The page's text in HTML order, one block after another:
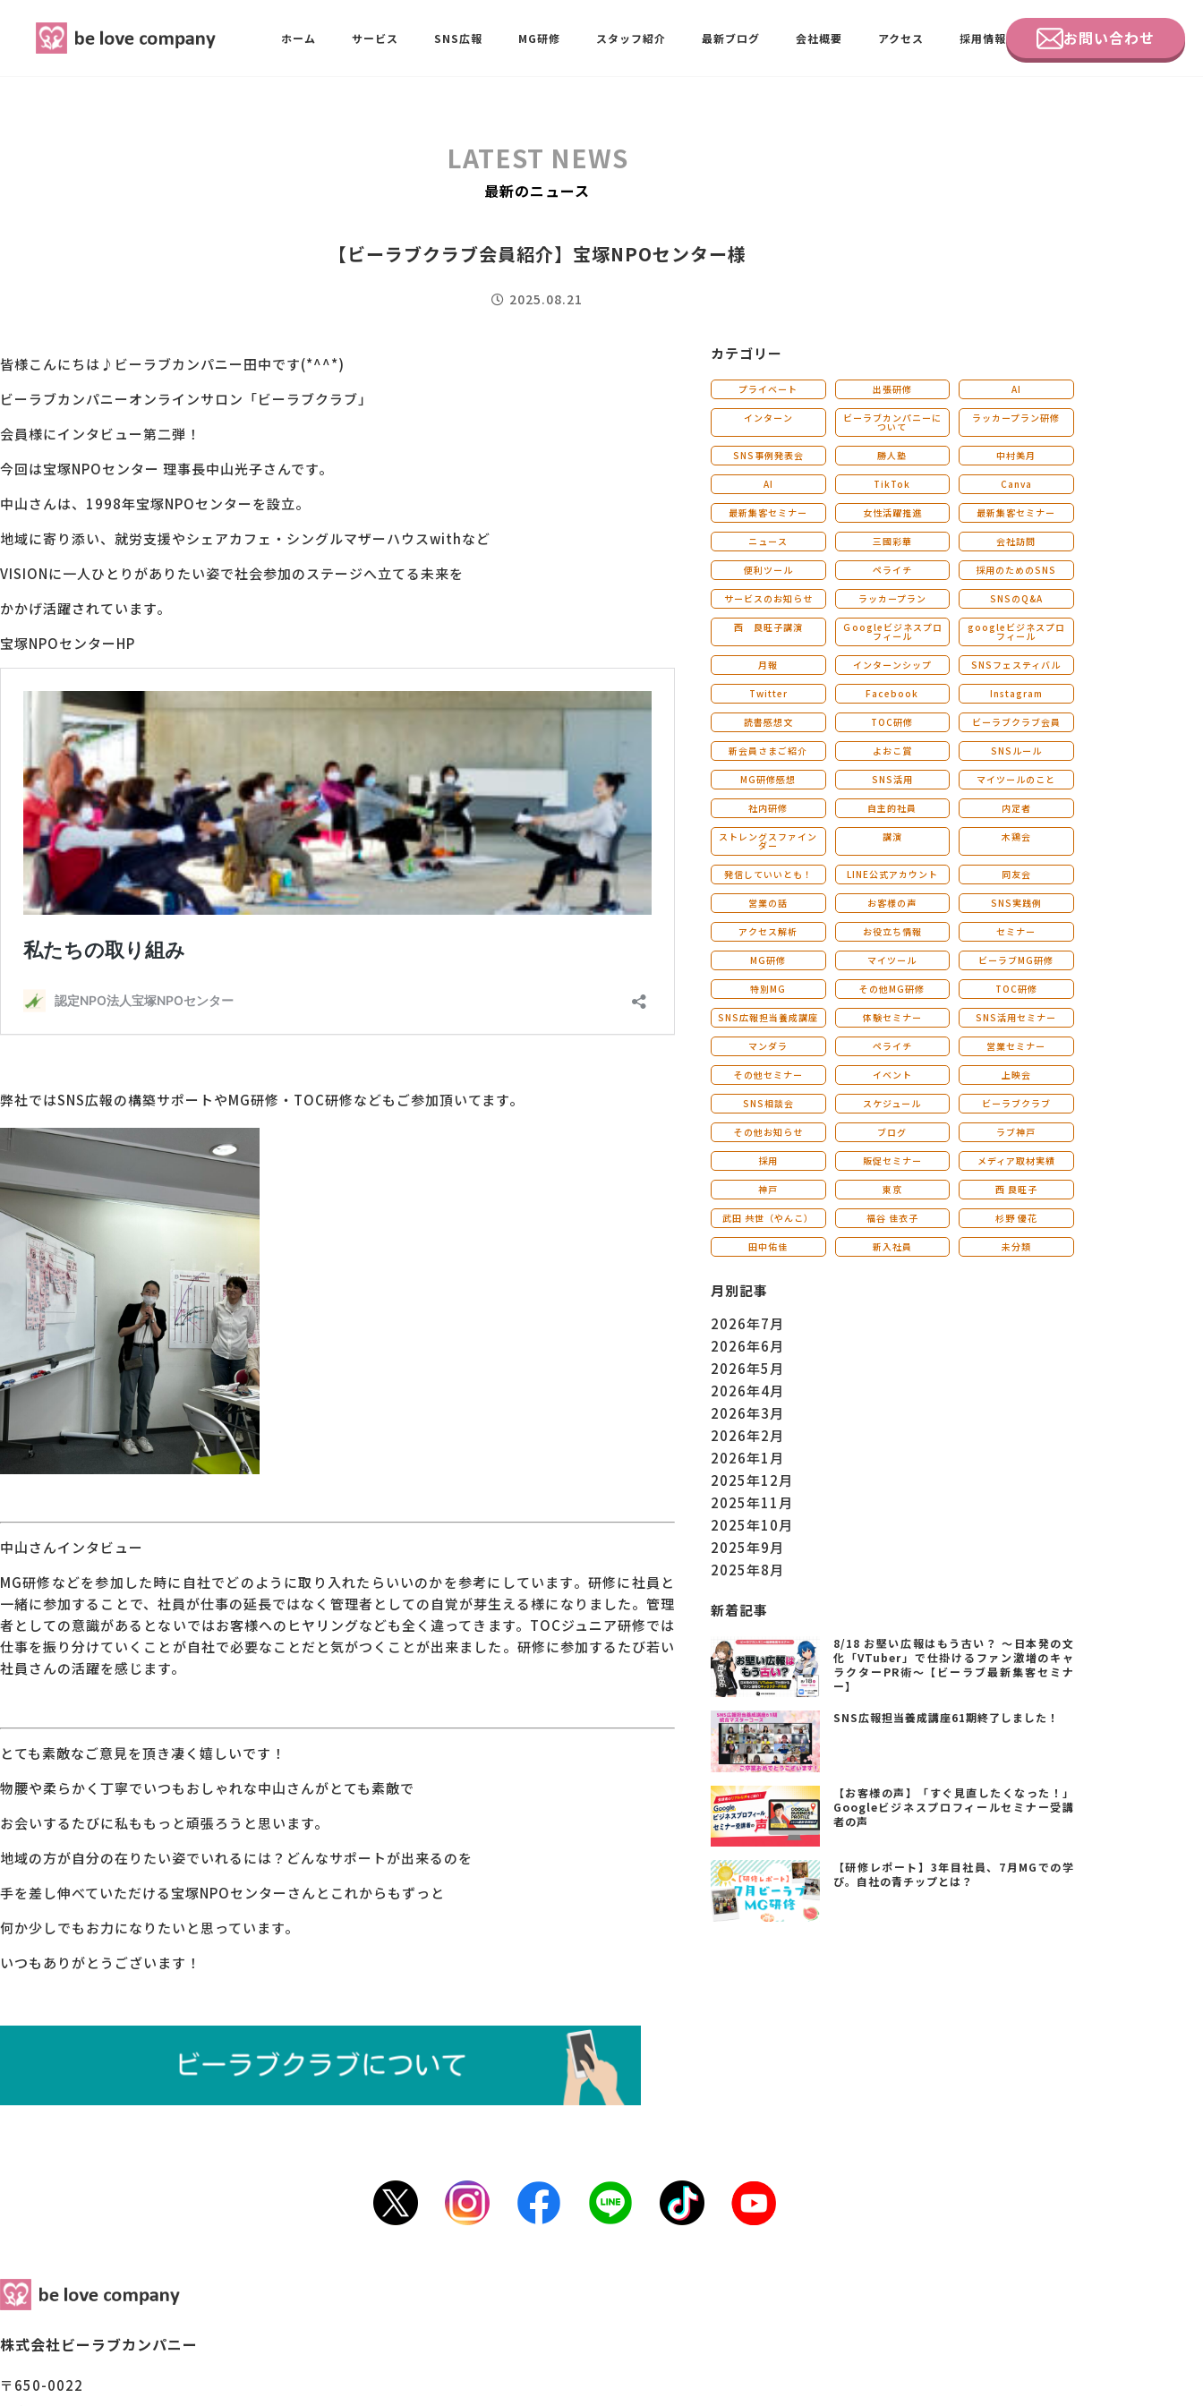
ホーム サービス
MG研修 ストレングスファインダー研修
SNS広報 MG研修 スタッフ紹介 最新ブログ 会社概要 アクセス 採用情報 お問い合わせ
最新ブログ
アクセス
採用情報
LATEST NEWS
最新のニュース
【ビーラブクラブ会員紹介】宝塚NPOセンター様
2025.08.21
皆様こんにちは♪ビーラブカンパニー田中です(*^^*)
ビーラブカンパニーオンラインサロン「ビーラブクラブ」
会員様にインタビュー第二弾！
今回は宝塚NPOセンター 理事長中山光子さんです。
中山さんは、1998年宝塚NPOセンターを設立。
地域に寄り添い、就労支援やシェアカフェ・シングルマザーハウスwithなど
VISIONに一人ひとりがありたい姿で社会参加のステージへ立てる未来を
かかげ活躍されています。
宝塚NPOセンターHP
弊社ではSNS広報の構築サポートやMG研修・TOC研修などもご参加頂いてます。
中山さんインタビュー
MG研修などを参加した時に自社でどのように取り入れたらいいのかを参考にしています。研修に社員と
一緒に参加することで、社員が仕事の延長ではなく管理者としての自覚が芽生える様になりました。管理
者としての意識があるとないではお客様へのヒヤリングなども全く違ってきます。TOCジュニア研修では
仕事を振り分けていくことが自社で必要なことだと気がつくことが出来ました。研修に参加するたび若い
社員さんの活躍を感じます。
とても素敵なご意見を頂き凄く嬉しいです！
物腰や柔らかく丁寧でいつもおしゃれな中山さんがとても素敵で
お会いするたびに私ももっと頑張ろうと思います。
地域の方が自分の在りたい姿でいれるには？どんなサポートが出来るのを
手を差し伸べていただける宝塚NPOセンターさんとこれからもずっと
何か少しでもお力になりたいと思っています。
いつもありがとうございます！
カテゴリー
プライベート 出張研修 AI
インターン ビーラブカンパニーに
ついて
ラッカープラン研修
SNS事例発表会 勝人塾 中村美月
AI TikTok Canva
最新集客セミナー 女性活躍推進 最新集客セミナー
ニュース 三國彩華 会社訪問
便利ツール ペライチ 採用のためのSNS
サービスのお知らせ ラッカープラン SNSのQ&A
西 良旺子講演 Ｇoogleビジネスプロ
フィール
googleビジネスプロ
フィール
月報 インターンシップ SNSフェスティバル
Twitter Facebook Instagram
読書感想文 TOC研修 ビーラブクラブ会員
新会員さまご紹介 よおこ賞 SNSルール
MG研修感想 SNS活用 マイツールのこと
社内研修 自主的社員 内定者
ストレングスファイン
ダー
講演 木鶏会
発信していいとも！ LINE公式アカウント 同友会
営業の話 お客様の声 SNS実践例
アクセス解析 お役立ち情報 セミナー
MG研修 マイツール ビーラブMG研修
特別MG その他MG研修 TOC研修
SNS広報担当養成講座 体験セミナー SNS活用セミナー
マンダラ ペライチ 営業セミナー
その他セミナー イベント 上映会
SNS相談会 スケジュール ビーラブクラブ
その他お知らせ ブログ ラブ神戸
採用 販促セミナー メディア取材実績
神戸 東京 西 良旺子
武田 共世（やんこ） 福谷 佳衣子 杉野 優花
田中佑佳 新入社員 未分類
月別記事
2026年7月
2026年6月
2026年5月
2026年4月
2026年3月
2026年2月
2026年1月
2025年12月
2025年11月
2025年10月
2025年9月
2025年8月
新着記事
8/18 お堅い広報はもう古い？ ～日本発の文
化「VTuber」で仕掛けるファン激増のキャ
ラクターPR術～【ビーラブ最新集客セミナ
ー】
SNS広報担当養成講座61期終了しました！
【お客様の声】「すぐ見直したくなった！」
Googleビジネスプロフィールセミナー受講
者の声
【研修レポート】3年目社員、7月MGでの学
び。自社の青チップとは？
株式会社ビーラブカンパニー
〒650-0022